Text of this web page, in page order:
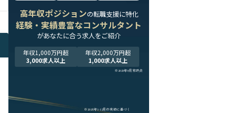
高年収ポジションの転職支援に特化
経験・実績豊富なコンサルタント
があなたに合う求人をご紹介
年収1,000万円超
3,000求人以上
年収2,000万円超
1,000求人以上
※2025年9月末時点
※2024年1-12月の実績に基づく